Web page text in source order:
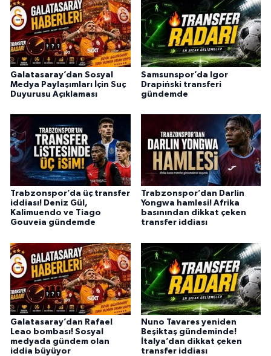
Galatasaray’dan Sosyal
Medya Paylaşımları İçin Suç
Duyurusu Açıklaması
Samsunspor’da Igor
Drapiński transferi
gündemde
Trabzonspor’da üç transfer
iddiası! Deniz Gül,
Kalimuendo ve Tiago
Gouveia gündemde
Trabzonspor’dan Darlin
Yongwa hamlesi! Afrika
basınından dikkat çeken
transfer iddiası
Galatasaray’dan Rafael
Leao bombası! Sosyal
medyada gündem olan
iddia büyüyor
Nuno Tavares yeniden
Beşiktaş gündeminde!
İtalya’dan dikkat çeken
transfer iddiası